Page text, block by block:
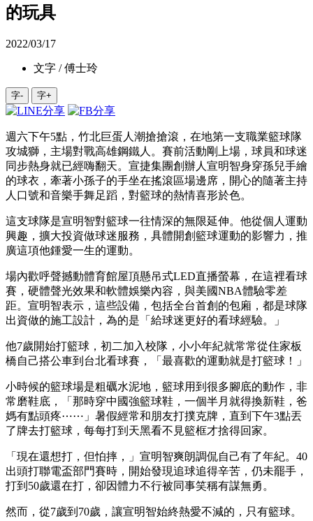
的玩具
2022/03/17
文字 / 傅士玲
字- 字+
週六下午5點，竹北巨蛋人潮搶搶滾，在地第一支職業籃球隊
攻城獅，主場對戰高雄鋼鐵人。賽前活動剛上場，球員和球迷
同步熱身就已經嗨翻天。宣捷集團創辦人宣明智身穿孫兒手繪
的球衣，牽著小孫子的手坐在搖滾區場邊席，開心的隨著主持
人口號和音樂手舞足蹈，對籃球的熱情喜形於色。
這支球隊是宣明智對籃球一往情深的無限延伸。他從個人運動
興趣，擴大投資做球迷服務，具體開創籃球運動的影響力，推
廣這項他鍾愛一生的運動。
場內歡呼聲撼動體育館屋頂懸吊式LED直播螢幕，在這裡看球
賽，硬體聲光效果和軟體娛樂內容，與美國NBA體驗零差
距。宣明智表示，這些設備，包括全台首創的包廂，都是球隊
出資做的施工設計，為的是「給球迷更好的看球經驗。」
他7歲開始打籃球，初二加入校隊，小小年紀就常常從住家板
橋自己搭公車到台北看球賽，「最喜歡的運動就是打籃球！」
小時候的籃球場是粗礪水泥地，籃球用到很多腳底的動作，非
常磨鞋底，「那時穿中國強籃球鞋，一個半月就得換新鞋，爸
媽有點頭疼⋯⋯」暑假經常和朋友打撲克牌，直到下午3點丟
了牌去打籃球，每每打到天黑看不見籃框才捨得回家。
「現在還想打，但怕摔，」宣明智爽朗調侃自己有了年紀。40
出頭打聯電盃部門賽時，開始發現追球追得辛苦，仍未罷手，
打到50歲還在打，卻因體力不行被同事笑稱有謀無勇。
然而，從7歲到70歲，讓宣明智始終熱愛不減的，只有籃球。